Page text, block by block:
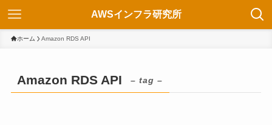
AWSインフラ研究所
ホーム Amazon RDS API
Amazon RDS API – tag –